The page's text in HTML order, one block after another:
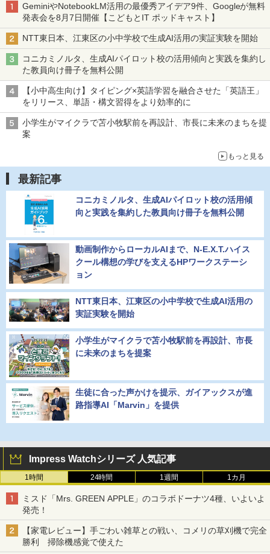
GeminiやNotebookLM活用の最優秀アイデア9件、Googleが無料
発表会を8月7日開催【こどもとIT ポッドキャスト】
NTT東日本、江東区の小中学校で生成AI活用の実証実験を開始
コニカミノルタ、生成AIパイロット校の活用傾向と実践を集約し
た教員向け冊子を無料公開
【小中高生向け】タイピング×英語学習を融合させた「英語王」
をリリース、単語・構文習得をより効率的に
小学生がマイクラで苫小牧駅前を再設計、市長に未来のまちを提
案
もっと見る
最新記事
コニカミノルタ、生成AIパイロット校の活用傾
向と実践を集約した教員向け冊子を無料公開
動画制作からローカルAIまで、N-E.X.T.ハイス
クール構想の学びを支えるHPワークステーシ
ョン
NTT東日本、江東区の小中学校で生成AI活用の
実証実験を開始
小学生がマイクラで苫小牧駅前を再設計、市長
に未来のまちを提案
生徒に合った声かけを提示、ガイアックスが進
路指導AI「Marvin」を提供
Impress Watchシリーズ 人気記事
1時間 24時間 1週間 1カ月
ミスド「Mrs. GREEN APPLE」のコラボドーナツ4種、いよいよ
発売！
【家電レビュー】手ごわい雑草との戦い、コメリの草刈機で完全
勝利 掃除機感覚で使えた